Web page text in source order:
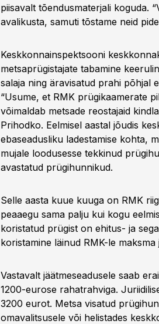
piisavalt tõendusmaterjali koguda.
avalikusta, samuti tõstame neid
Keskkonnainspektsooni
metsaprügistajate tabamine
salaja ning äravisatud prahi põhjal
“Usume, et RMK prügikaamerate
võimaldab metsade reostajaid
Prihodko. Eelmisel aastal jõudis
ebaseadusliku ladestamise kohta,
mujale loodusesse tekkinud
avastatud prügihunnikud.
Selle aasta kuue kuuga on RMK
peaaegu sama palju kui kogu
koristatud prügist on ehitus- ja
koristamine läinud RMK-le
Vastavalt jäätmeseadusele saab
1200-eurose rahatrahviga.
3200 eurot. Metsa visatud
omavalitsusele või helistades